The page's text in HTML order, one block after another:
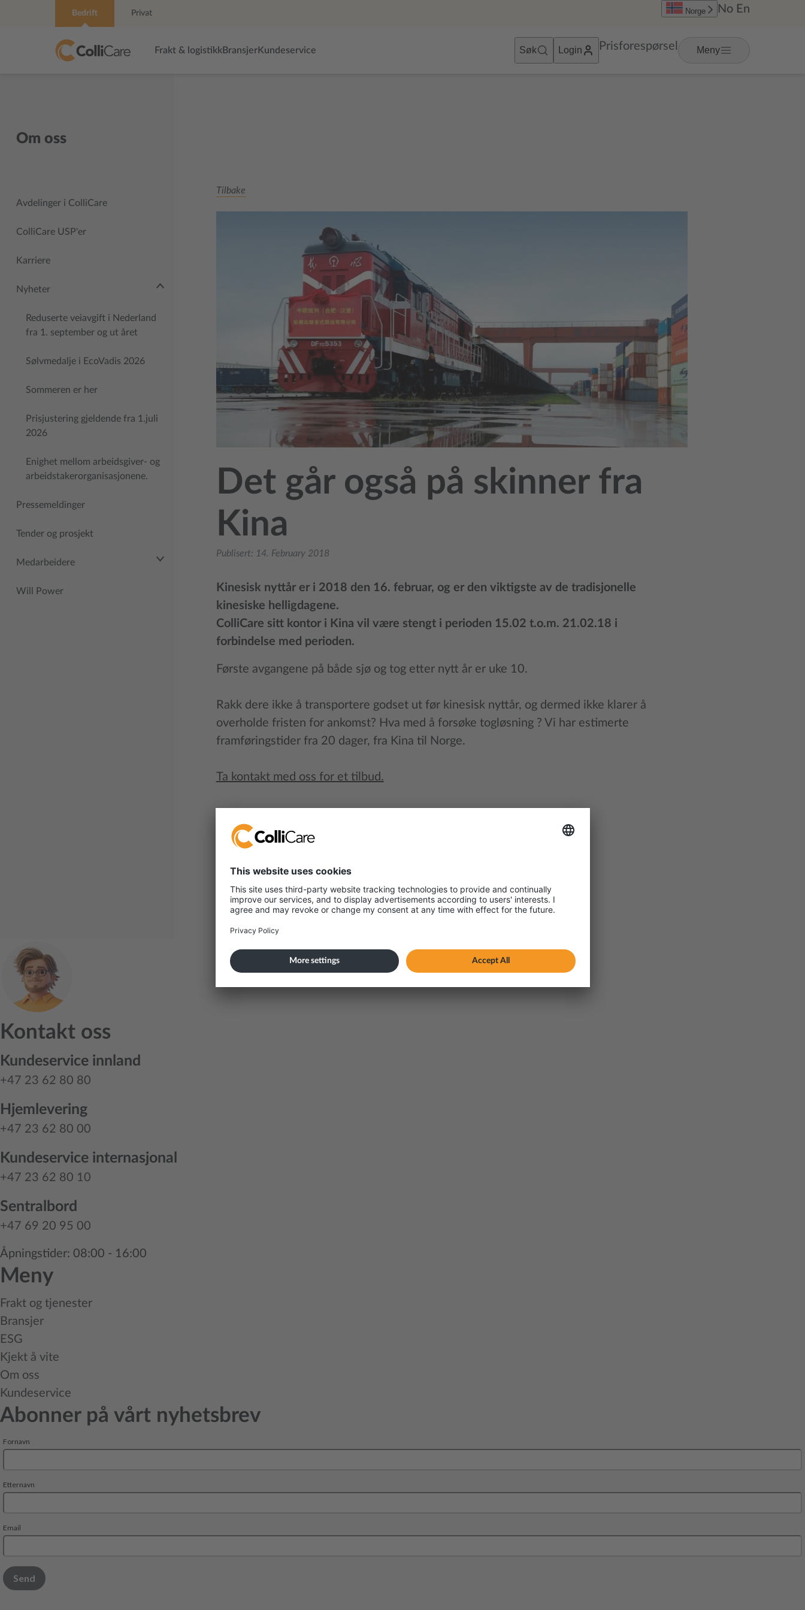
Frakt & logistikkBransjerKundeservice Søk Login Prisforespørsel Meny
Bedrift Privat Norge No En
Om oss
Avdelinger i ColliCare
ColliCare USP'er
Karriere
Nyheter
Reduserte veiavgift i Nederland
fra 1. september og ut året
Sølvmedalje i EcoVadis 2026
Sommeren er her
Prisjustering gjeldende fra 1.juli
2026
Enighet mellom arbeidsgiver- og
arbeidstakerorganisasjonene.
Pressemeldinger
Tender og prosjekt
Medarbeidere
Will Power
Tilbake
Det går også på skinner fra
Kina
Publisert: 14. February 2018
Kinesisk nyttår er i 2018 den 16. februar, og er den viktigste av de tradisjonelle
kinesiske helligdagene.
ColliCare sitt kontor i Kina vil være stengt i perioden 15.02 t.o.m. 21.02.18 i
forbindelse med perioden.
Første avgangene på både sjø og tog etter nytt år er uke 10.
Rakk dere ikke å transportere godset ut før kinesisk nyttår, og dermed ikke klarer å
overholde fristen for ankomst? Hva med å forsøke togløsning ? Vi har estimerte
framføringstider fra 20 dager, fra Kina til Norge.
Ta kontakt med oss for et tilbud.
Kontakt oss
Kundeservice innland
+47 23 62 80 80
Hjemlevering
+47 23 62 80 00
Kundeservice internasjonal
+47 23 62 80 10
Sentralbord
+47 69 20 95 00
Åpningstider: 08:00 - 16:00
Meny
Frakt og tjenester
Bransjer
ESG
Kjekt å vite
Om oss
Kundeservice
Abonner på vårt nyhetsbrev